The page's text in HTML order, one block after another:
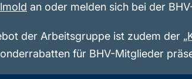
an oder melden sich bei der
der Arbeitsgruppe ist zudem der
für BHV-Mitglieder